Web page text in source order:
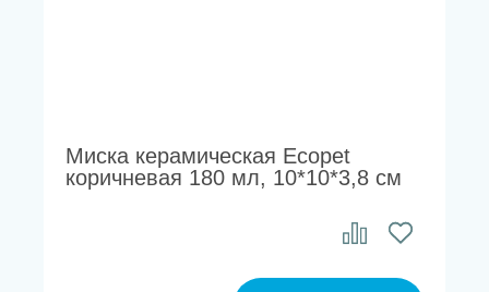
Миска керамическая Ecopet
коричневая 180 мл, 10*10*3,8 см